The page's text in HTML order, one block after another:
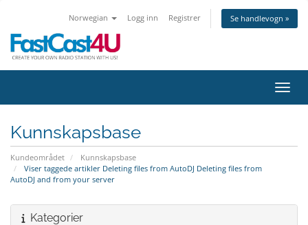
Norwegian Logg inn Registrer Se handlevogn »
Bytt
Kunnskapsbase
Kundeområdet
Kunnskapsbase
Viser taggede artikler Deleting files from AutoDJ Deleting files from
AutoDJ and from your server
Kategorier